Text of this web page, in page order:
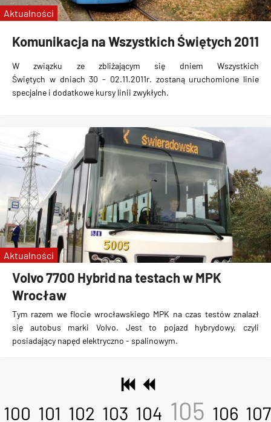
Komunikacja na Wszystkich Świętych 2011
W związku ze zbliżającym się dniem Wszystkich
Świętych w dniach 30 - 02.11.2011r. zostaną uruchomione linie
specjalne i dodatkowe kursy linii zwykłych.
Aktualności
Volvo 7700 Hybrid na testach w MPK
Wrocław
Tym razem we flocie wrocławskiego MPK na czas testów znalazł
się autobus marki Volvo. Jest to pojazd hybrydowy, czyli
posiadający napęd elektryczno - spalinowym.
Aktualności
100 101 102 103 104 105 106 107